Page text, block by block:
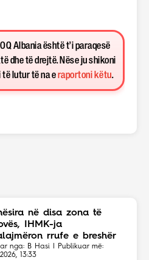
Albania është t’i paraqesë
dhe të drejtë. Nëse ju shikoni
të lutur të na e raportoni këtu.
në disa zona të
IHMK-ja
rrufe e breshër
nga: B Hasi | Publikuar më:
13:33